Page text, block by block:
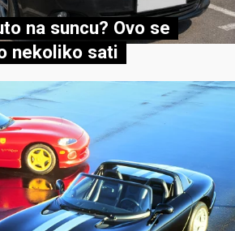
na suncu? Ovo se
nekoliko sati